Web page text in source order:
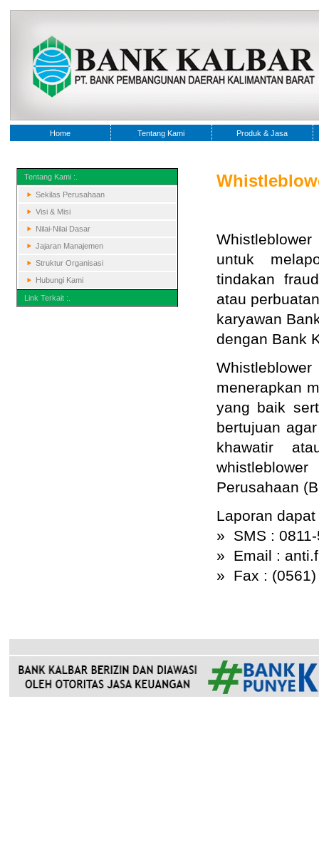
Home Tentang Kami Produk & Jasa
Tentang Kami :.
Sekilas Perusahaan
Visi & Misi
Nilai-Nilai Dasar
Jajaran Manajemen
Struktur Organisasi
Hubungi Kami
Link Terkait :.
untuk
tindakan
atau
karyawan
dengan Bank
menerapkan
yang baik
bertujuan
khawatir
Perusahaan
Laporan
» SMS :
» Email :
» Fax : (0561)